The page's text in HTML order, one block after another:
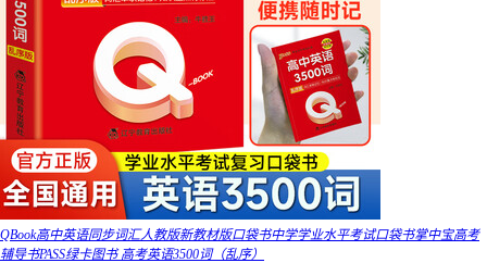
QBook高中英语同步词汇人教版新教材版口袋书中学学业水平考试口袋书掌中宝高考
辅导书PASS绿卡图书 高考英语3500词（乱序）